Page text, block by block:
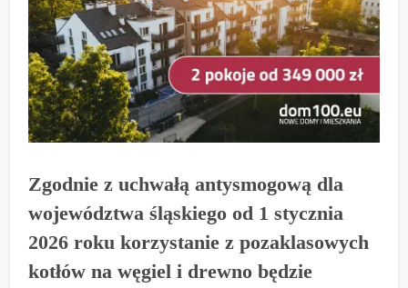
Zgodnie z uchwałą antysmogową dla
województwa śląskiego od 1 stycznia
2026 roku korzystanie z pozaklasowych
kotłów na węgiel i drewno będzie